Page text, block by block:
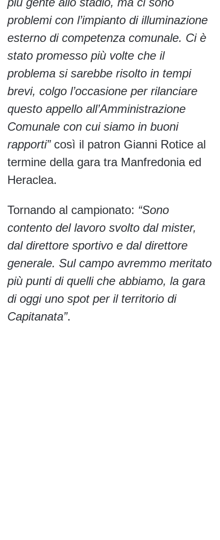
problemi con l’impianto di illuminazione
esterno di competenza comunale. Ci è
stato promesso più volte che il
problema si sarebbe risolto in tempi
brevi, colgo l’occasione per rilanciare
questo appello all’Amministrazione
Comunale con cui siamo in buoni
rapporti” così il patron Gianni Rotice al
termine della gara tra Manfredonia ed
Heraclea.
Tornando al campionato: “Sono
contento del lavoro svolto dal mister,
dal direttore sportivo e dal direttore
generale. Sul campo avremmo meritato
più punti di quelli che abbiamo, la gara
di oggi uno spot per il territorio di
Capitanata”.